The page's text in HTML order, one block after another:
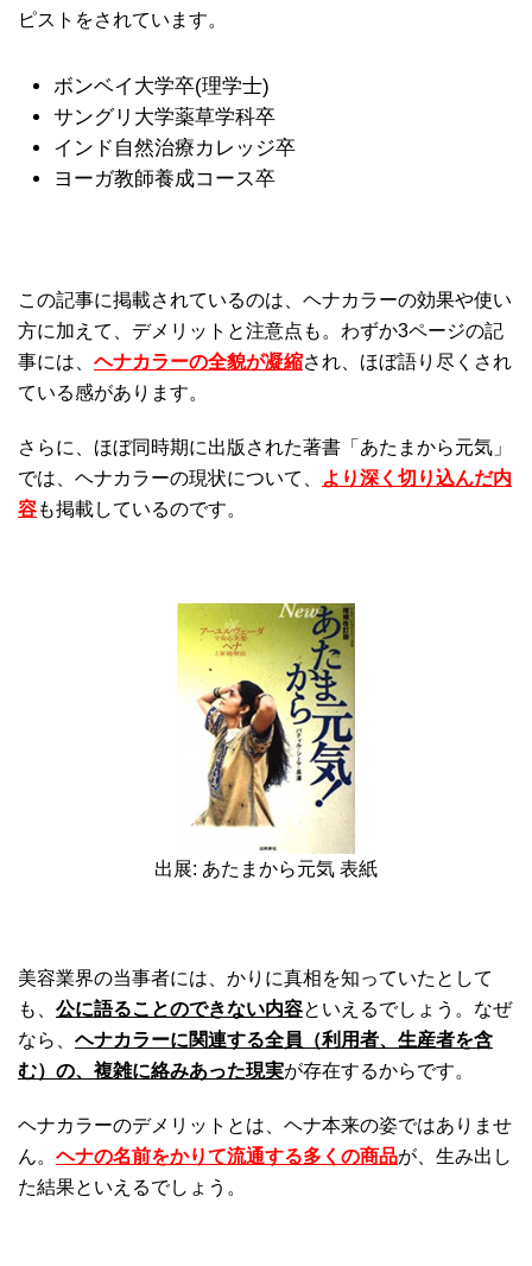
ピストをされています。
ボンベイ大学卒(理学士)
サングリ大学薬草学科卒
インド自然治療カレッジ卒
ヨーガ教師養成コース卒
この記事に掲載されているのは、ヘナカラーの効果や使い
方に加えて、デメリットと注意点も。わずか3ページの記
事には、 ヘナカラーの全貌が凝縮され、ほぼ語り尽くされ
ている感があります。
さらに、ほぼ同時期に出版された著書「あたまから元気」
では、ヘナカラーの現状について、
より深く切り込んだ内
容も掲載しているのです。
出展: あたまから元気 表紙
美容業界の当事者には、かりに真相を知っていたとして
も、 公に語ることのできない内容といえるでしょう。なぜ
なら、 ヘナカラーに関連する全員（利用者、生産者を含
む）の、複雑に絡みあった現実が存在するからです。
ヘナカラーのデメリットとは、ヘナ本来の姿ではありませ
ん。 ヘナの名前をかりて流通する多くの商品が、生み出し
た結果といえるでしょう。